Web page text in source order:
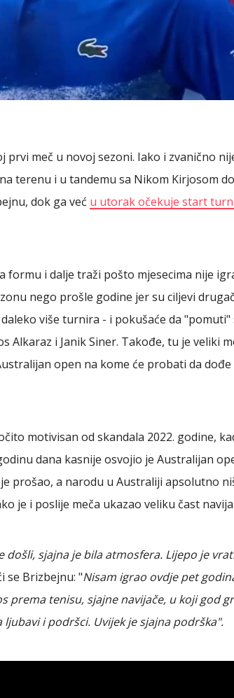
meč u novoj sezoni. Iako i zvanično
terenu i u tandemu sa Nikom Kirjosom
dok ga već u utorak očekuje start
formu i dalje traži pošto mjesecima nije
nego prošle godine jer su ciljevi
više turnira - i pokušaće da "pomuti"
Alkaraz i Janik Siner. Takođe, tu je veliki
open na kome će probati da dođe
motivisan od skandala 2022. godine,
dana kasnije osvojio je Australijan
prošao, a narodu u Australiji apsolutno
je i poslije meča ukazao veliku čast
došli, sjajna je bila atmosfera. Lijepo je
se Brizbejnu: "Nisam igrao ovdje pet
prema tenisu, sjajne navijače, u koji god
i podršci. Uvijek je sjajna podrška".